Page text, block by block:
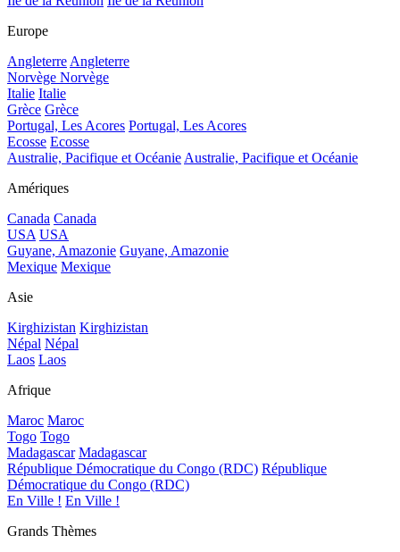
Europe
Angleterre Angleterre
Norvège Norvège
Italie Italie
Grèce Grèce
Portugal, Les Acores Portugal, Les Acores
Ecosse Ecosse
Australie, Pacifique et Océanie Australie, Pacifique et Océanie
Amériques
Canada Canada
USA USA
Guyane, Amazonie Guyane, Amazonie
Mexique Mexique
Asie
Kirghizistan Kirghizistan
Népal Népal
Laos Laos
Afrique
Maroc Maroc
Togo Togo
Madagascar Madagascar
République Démocratique du Congo (RDC) République
Démocratique du Congo (RDC)
En Ville ! En Ville !
Grands Thèmes